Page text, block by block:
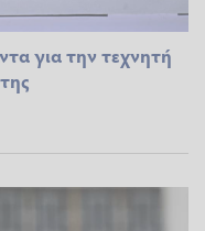
για την τεχνητή